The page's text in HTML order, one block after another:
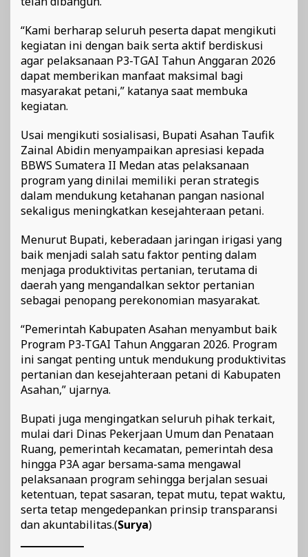
“Kami berharap seluruh peserta dapat mengikuti
kegiatan ini dengan baik serta aktif berdiskusi
agar pelaksanaan P3-TGAI Tahun Anggaran 2026
dapat memberikan manfaat maksimal bagi
masyarakat petani,” katanya saat membuka
kegiatan.
Usai mengikuti sosialisasi, Bupati Asahan Taufik
Zainal Abidin menyampaikan apresiasi kepada
BBWS Sumatera II Medan atas pelaksanaan
program yang dinilai memiliki peran strategis
dalam mendukung ketahanan pangan nasional
sekaligus meningkatkan kesejahteraan petani.
Menurut Bupati, keberadaan jaringan irigasi yang
baik menjadi salah satu faktor penting dalam
menjaga produktivitas pertanian, terutama di
daerah yang mengandalkan sektor pertanian
sebagai penopang perekonomian masyarakat.
“Pemerintah Kabupaten Asahan menyambut baik
Program P3-TGAI Tahun Anggaran 2026. Program
ini sangat penting untuk mendukung produktivitas
pertanian dan kesejahteraan petani di Kabupaten
Asahan,” ujarnya.
Bupati juga mengingatkan seluruh pihak terkait,
mulai dari Dinas Pekerjaan Umum dan Penataan
Ruang, pemerintah kecamatan, pemerintah desa
hingga P3A agar bersama-sama mengawal
pelaksanaan program sehingga berjalan sesuai
ketentuan, tepat sasaran, tepat mutu, tepat waktu,
serta tetap mengedepankan prinsip transparansi
dan akuntabilitas.(Surya)